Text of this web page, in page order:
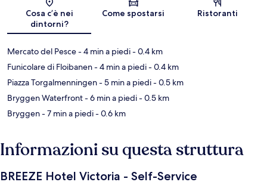
Mappa
Cosa c’è nei
dintorni?
Come spostarsi Ristoranti
Mercato del Pesce- 4 min a piedi- 0.4 km
Funicolare di Floibanen- 4 min a piedi- 0.4 km
Piazza Torgalmenningen- 5 min a piedi- 0.5 km
Bryggen Waterfront- 6 min a piedi- 0.5 km
Bryggen- 7 min a piedi- 0.6 km
Informazioni su questa struttura
BREEZE Hotel Victoria - Self-Service